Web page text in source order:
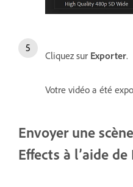
Cliquez sur Exporter.
Votre vidéo a été
Envoyer une
Effects à l’aide